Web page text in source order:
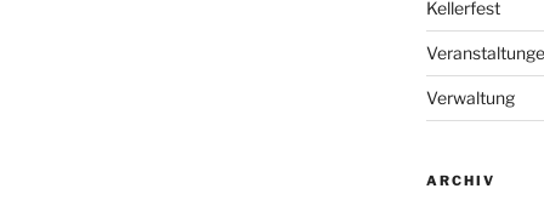
Kellerfest
Verwaltung
ARCHIV